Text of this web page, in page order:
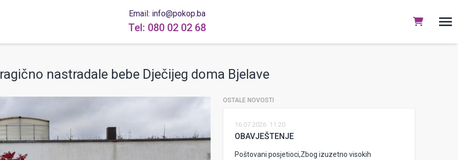
Email: info@pokop.ba
Tel: 080 02 02 68
nastradale bebe Dječijeg doma Bjelave
OSTALE NOVOSTI
16.07.2026. 11:20
OBAVJEŠTENJE
Poštovani posjetioci,Zbog izuzetno visokih